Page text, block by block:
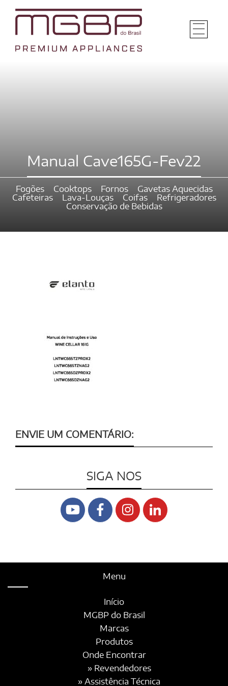
Manual Cave165G-Fev22
Fogões Cooktops Fornos
Gavetas Aquecidas
Cafeteiras
Lava-Louças Coifas
Refrigeradores
Conservação de Bebidas
ENVIE UM COMENTÁRIO:
SIGA NOS
Menu
Início
MGBP do Brasil
Marcas
Produtos
Onde Encontrar
» Revendedores
» Assistência Técnica